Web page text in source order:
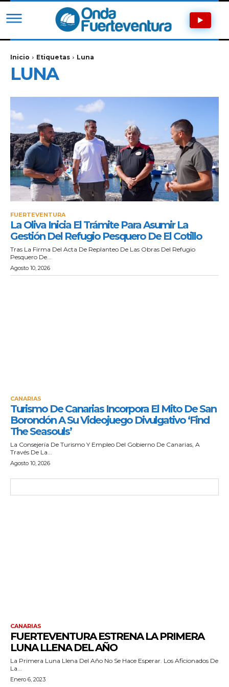
Inicio Etiquetas Luna
LUNA
FUERTEVENTURA
La Oliva Inicia El Trámite Para Asumir La
Gestión Del Refugio Pesquero De El Cotillo
Tras La Firma Del Acta De Replanteo De Las Obras Del Refugio
Pesquero De...
Agosto 10, 2026
CANARIAS
Turismo De Canarias Incorpora El Mito De San
Borondón A Su Videojuego Divulgativo ‘Find
The Seasouls’
La Consejería De Turismo Y Empleo Del Gobierno De Canarias, A
Través De La...
Agosto 10, 2026
CANARIAS
FUERTEVENTURA ESTRENA LA PRIMERA
LUNA LLENA DEL AÑO
La Primera Luna Llena Del Año No Se Hace Esperar. Los Aficionados De
La...
Enero 6, 2023